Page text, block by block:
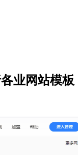
业网站模板